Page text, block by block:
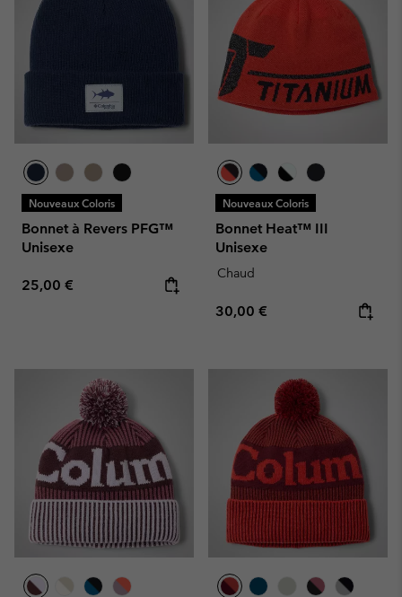
Nouveaux Coloris
Bonnet à Revers PFG™
Unisexe
Regular price:
25,00 €
Nouveaux Coloris
Bonnet Heat™ III
Unisexe
Chaud
Regular price:
30,00 €